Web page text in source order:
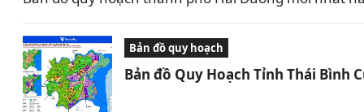
Bản đồ quy hoạch
Bản đồ Quy Hoạch Tỉnh Thái Bình